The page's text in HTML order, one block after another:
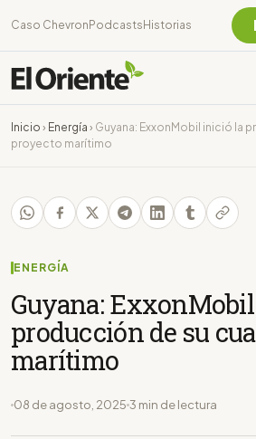
Caso Chevron Podcasts Historias
Inicio › Energía › Guyana: ExxonMobil inició la
proyecto marítimo
ENERGÍA
Guyana:
producción de su
marítimo
08 de agosto, 2025 3 min de lectura